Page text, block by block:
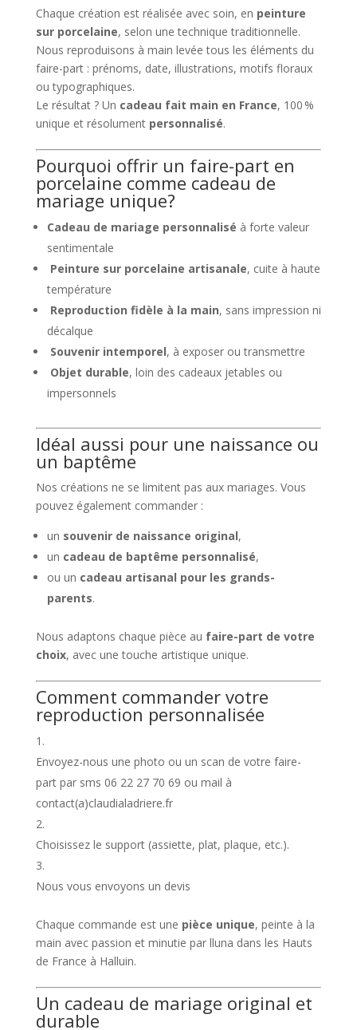
Chaque création est réalisée avec soin, en peinture
sur porcelaine, selon une technique traditionnelle.
Nous reproduisons à main levée tous les éléments du
faire-part : prénoms, date, illustrations, motifs floraux
ou typographiques.
Le résultat ? Un cadeau fait main en France, 100 %
unique et résolument personnalisé.
Pourquoi offrir un faire-part en
porcelaine comme cadeau de
mariage unique?
Cadeau de mariage personnalisé à forte valeur
sentimentale
Peinture sur porcelaine artisanale, cuite à haute
température
Reproduction fidèle à la main, sans impression ni
décalque
Souvenir intemporel, à exposer ou transmettre
Objet durable, loin des cadeaux jetables ou
impersonnels
Idéal aussi pour une naissance ou
un baptême
Nos créations ne se limitent pas aux mariages. Vous
pouvez également commander :
un souvenir de naissance original,
un cadeau de baptême personnalisé,
ou un cadeau artisanal pour les grands-
parents.
Nous adaptons chaque pièce au faire-part de votre
choix, avec une touche artistique unique.
Comment commander votre
reproduction personnalisée
Envoyez-nous une photo ou un scan de votre faire-
part par sms 06 22 27 70 69 ou mail à
contact(a)claudialadriere.fr
Choisissez le support (assiette, plat, plaque, etc.).
Nous vous envoyons un devis
Chaque commande est une pièce unique, peinte à la
main avec passion et minutie par lluna dans les Hauts
de France à Halluin.
Un cadeau de mariage original et
durable